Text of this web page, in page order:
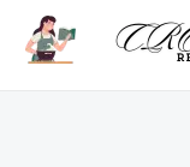
SkipSearch
for: